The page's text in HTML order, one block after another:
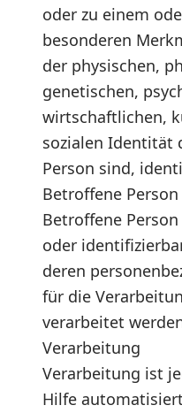
oder zu einem
besonderen
der physischen,
genetischen,
wirtschaftlichen,
sozialen Identität
Person sind,
Betroffene Person
Betroffene
oder
deren
für die
verarbeitet
Verarbeitung
Verarbeitung ist
Hilfe